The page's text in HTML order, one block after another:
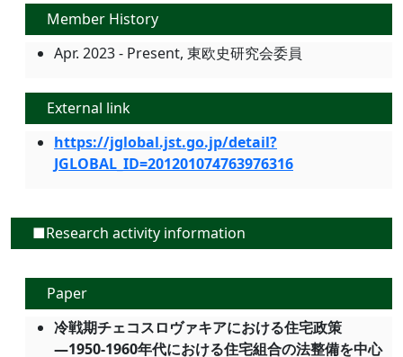
Member History
Apr. 2023 - Present, 東欧史研究会委員
External link
https://jglobal.jst.go.jp/detail?
JGLOBAL_ID=201201074763976316
■Research activity information
Paper
冷戦期チェコスロヴァキアにおける住宅政策
―1950-1960年代における住宅組合の法整備を中心